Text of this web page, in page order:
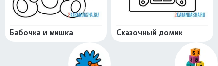
Бабочка и мишка Сказочный домик